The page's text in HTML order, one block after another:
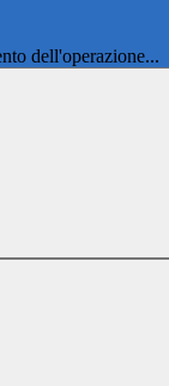
dell'operazione...